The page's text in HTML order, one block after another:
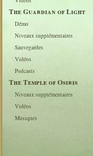
The Guardian of Light
Démo
Niveaux supplémentaires
Sauvegardes
Vidéos
Podcasts
The Temple of Osiris
Niveaux supplémentaires
Vidéos
Musiques